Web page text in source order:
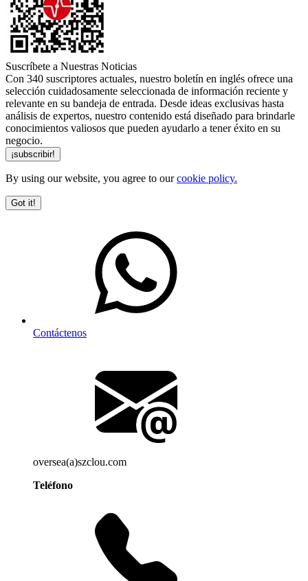
Suscríbete a Nuestras Noticias
Con 340 suscriptores actuales, nuestro boletín en inglés ofrece una
selección cuidadosamente seleccionada de información reciente y
relevante en su bandeja de entrada. Desde ideas exclusivas hasta
análisis de expertos, nuestro contenido está diseñado para brindarle
conocimientos valiosos que pueden ayudarlo a tener éxito en su
negocio.
By using our website, you agree to ourcookie policy.
Got it!
Contáctenos
oversea(a)szclou.com
Teléfono